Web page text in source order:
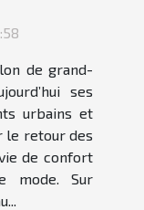
de grand-
ses
urbains et
le retour des
de confort
mode. Sur